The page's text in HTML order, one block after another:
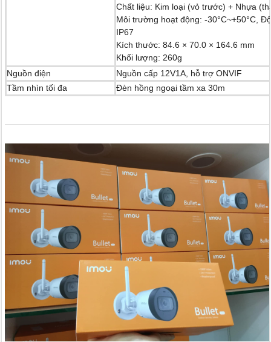
Chất liệu: Kim loại (vỏ trước) + Nhựa
Môi trường hoạt động: -30°C~+50°C,
IP67
Kích thước: 84.6 × 70.0 × 164.6 mm
Khối lượng: 260g
Nguồn điện
Nguồn cấp 12V1A, hỗ trợ ONVIF
Tầm nhìn tối đa
Đèn hồng ngoại tầm xa 30m